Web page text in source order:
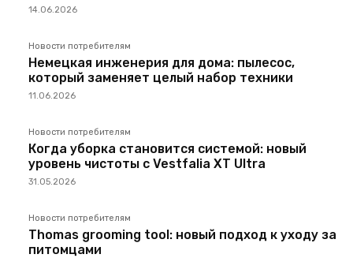
14.06.2026
Новости потребителям
Немецкая инженерия для дома: пылесос,
который заменяет целый набор техники
11.06.2026
Новости потребителям
Когда уборка становится системой: новый
уровень чистоты с Vestfalia XT Ultra
31.05.2026
Новости потребителям
Thomas grooming tool: новый подход к уходу за
питомцами